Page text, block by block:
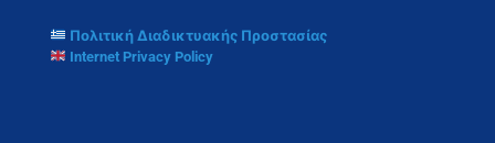
Πολιτική Διαδικτυακής Προστασίας
Internet Privacy Policy